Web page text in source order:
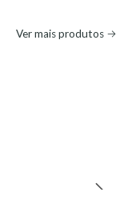
Ver mais produtos